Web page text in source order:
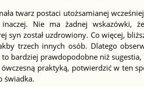
twarz postaci utożsamianej
Nie ma żadnej wskazówki,
syn został uzdrowiony. Co więcej,
trzech innych osób. Dlatego
to bardziej prawdopodobne niż
praktyką, potwierdzić w ten
świadka.